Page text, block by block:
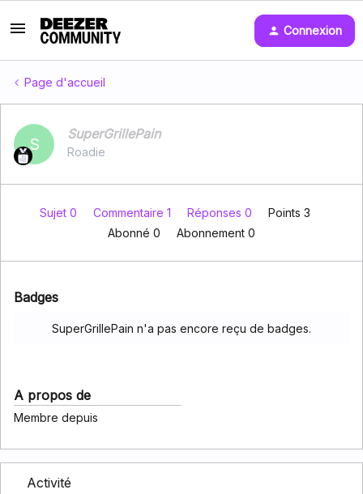
Connexion
Page d'accueil
S
SuperGrillePain
Roadie
Sujet 0 Commentaire 1 Réponses 0
Points 3
Abonné 0 Abonnement 0
Badges
SuperGrillePain n'a pas encore reçu de badges.
A propos de
Membre depuis
Activité